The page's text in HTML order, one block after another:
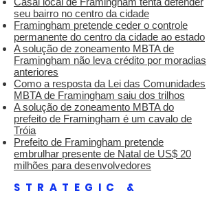
seu bairro no centro da cidade
Framingham pretende ceder o controle
permanente do centro da cidade ao estado
A solução de zoneamento MBTA de
Framingham não leva crédito por moradias
anteriores
Como a resposta da Lei das Comunidades
MBTA de Framingham saiu dos trilhos
A solução de zoneamento MBTA do
prefeito de Framingham é um cavalo de
Tróia
Prefeito de Framingham pretende
embrulhar presente de Natal de US$ 20
milhões para desenvolvedores
STRATEGIC &